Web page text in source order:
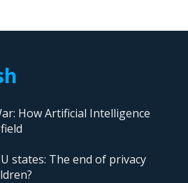
How Artificial Intelligence
states: The end of privacy